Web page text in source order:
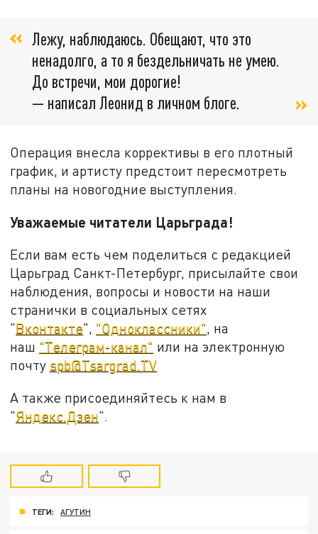
Лежу, наблюдаюсь. Обещают, что это
ненадолго, а то я бездельничать не умею.
До встречи, мои дорогие!
— написал Леонид в личном блоге.
Операция внесла коррективы в его плотный
график, и артисту предстоит пересмотреть
планы на новогодние выступления.
Уважаемые читатели Царьграда!
Если вам есть чем поделиться с редакцией
Царьград Санкт-Петербург, присылайте свои
наблюдения, вопросы и новости на наши
странички в социальных сетях
"Вконтакте", "Одноклассники", на
наш "Телеграм-канал" или на электронную
почту spb@Tsargrad.TV
А также присоединяйтесь к нам в
"Яндекс.Дзен".
ТЕГИ: АГУТИН